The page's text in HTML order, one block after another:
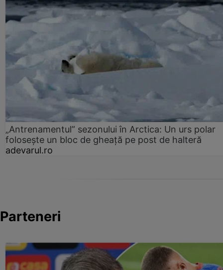
„Antrenamentul” sezonului în Arctica: Un urs polar
folosește un bloc de gheață pe post de halteră
adevarul.ro
Parteneri